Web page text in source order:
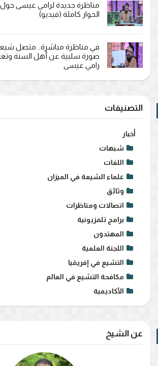
مناظرة جديدة لرامي عيسى حول
الحوار كاملة (فيديو)
في مناظرة مباشرة.. متصل
صورة سلبية عن أهل السنة
رامي عيسى
التصنيفات
أخبار
شبهات
اللغات
علماء الشيعة في الميزان
وثائق
اتصالات ومناظرات
برامج تلفزيونية
المهتدون
اللجنة العلمية
التشيع في إفريقيا
مكافحة التشيع في العالم
الأكاديمية
عن الشيخ